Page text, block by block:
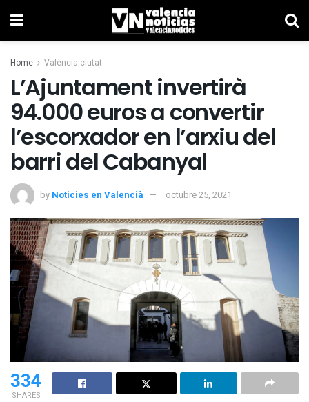
Home València ciutat
L’Ajuntament invertirà
94.000 euros a convertir
l’escorxador en l’arxiu del
barri del Cabanyal
by Noticies en Valencià octubre 25, 2021
334
SHARES